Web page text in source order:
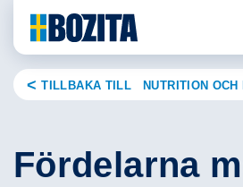
content
TILLBAKA TILL NUTRITION OCH
Fördelarna